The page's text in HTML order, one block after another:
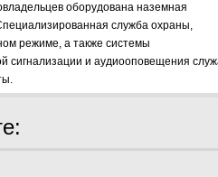
оборудована наземная
служба охраны,
режиме, а также системы
сигнализации и аудиооповещения